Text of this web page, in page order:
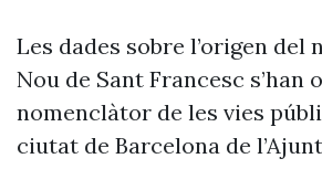
Les dades sobre l’origen del
Nou de Sant Francesc s’han
nomenclàtor de les vies
ciutat de Barcelona de